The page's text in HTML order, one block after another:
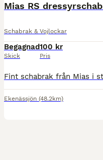
Mias RS
Schabrak & Vojlockar
Begagnad
Skick
100 kr
Pris
Ekenässjön (48.2km)